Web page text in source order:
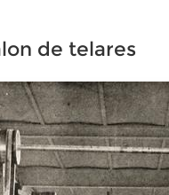
de telares